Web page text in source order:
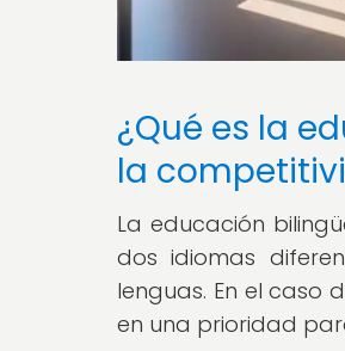
¿Qué es la
la
La educación
dos idiomas
lenguas. En el caso
en una prioridad